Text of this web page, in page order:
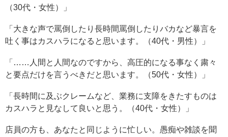
（30代・女性）」
「大きな声で罵倒したり長時間罵倒したりバカなど暴言を
吐く事はカスハラになると思います。（40代・男性）」
「……人間と人間なのですから、高圧的になる事なく粛々
と要点だけを言うべきだと思います。（50代・女性）」
「長時間に及ぶクレームなど、業務に支障をきたすものは
カスハラと見なして良いと思う。（40代・女性）」
店員の方も、あなたと同じように忙しい。愚痴や雑談を聞